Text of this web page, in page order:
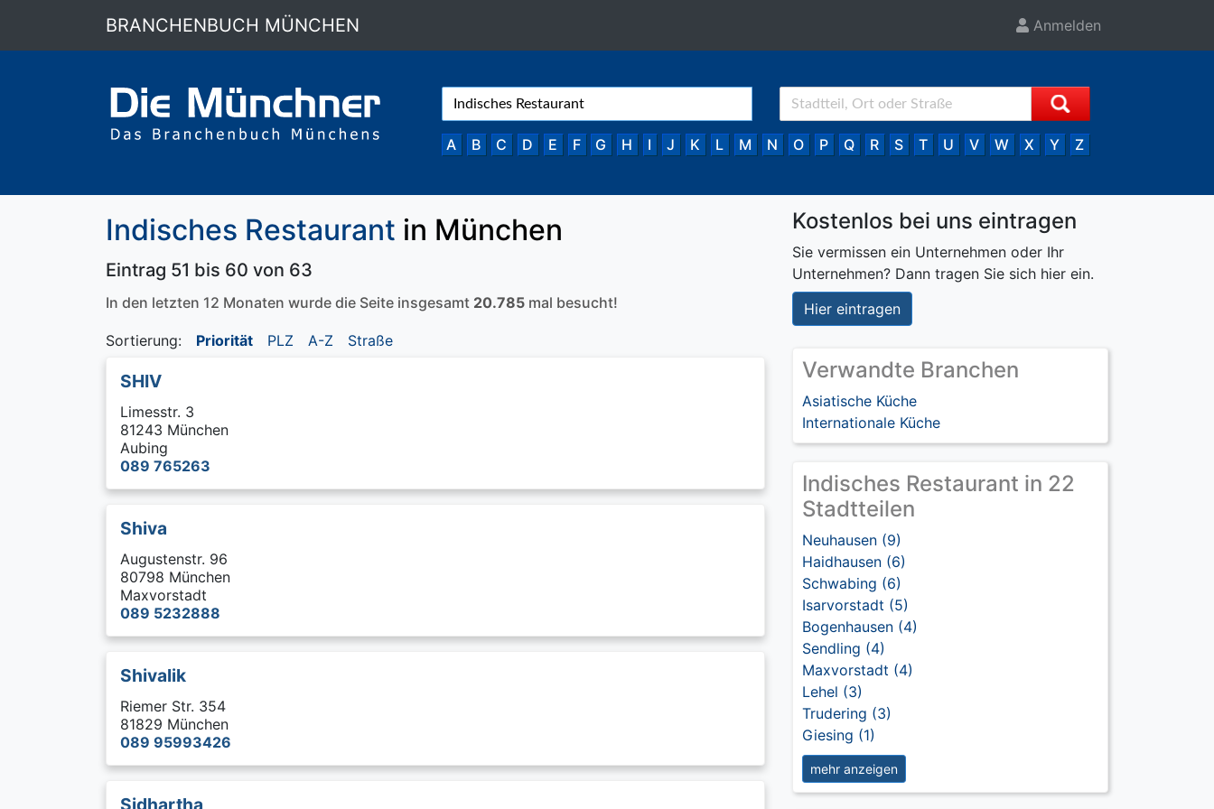
BRANCHENBUCH MÜNCHEN Anmelden
A B C D E F G H I J K L M N O P Q R S T U V W X Y Z
Indisches Restaurant in München
Eintrag 51 bis 60 von 63
In den letzten 12 Monaten wurde die Seite insgesamt 20.785 mal besucht!
Sortierung: Priorität PLZ A-Z Straße
SHIV
Limesstr. 3
81243 München
Aubing
089 765263
Shiva
Augustenstr. 96
80798 München
Maxvorstadt
089 5232888
Shivalik
Riemer Str. 354
81829 München
089 95993426
Sidhartha
Kostenlos bei uns eintragen
Sie vermissen ein Unternehmen oder Ihr
Unternehmen? Dann tragen Sie sich hier ein.
Hier eintragen
Verwandte Branchen
Asiatische Küche
Internationale Küche
Indisches Restaurant in 22
Stadtteilen
Neuhausen (9)
Haidhausen (6)
Schwabing (6)
Isarvorstadt (5)
Bogenhausen (4)
Sendling (4)
Maxvorstadt (4)
Lehel (3)
Trudering (3)
Giesing (1)
mehr anzeigen